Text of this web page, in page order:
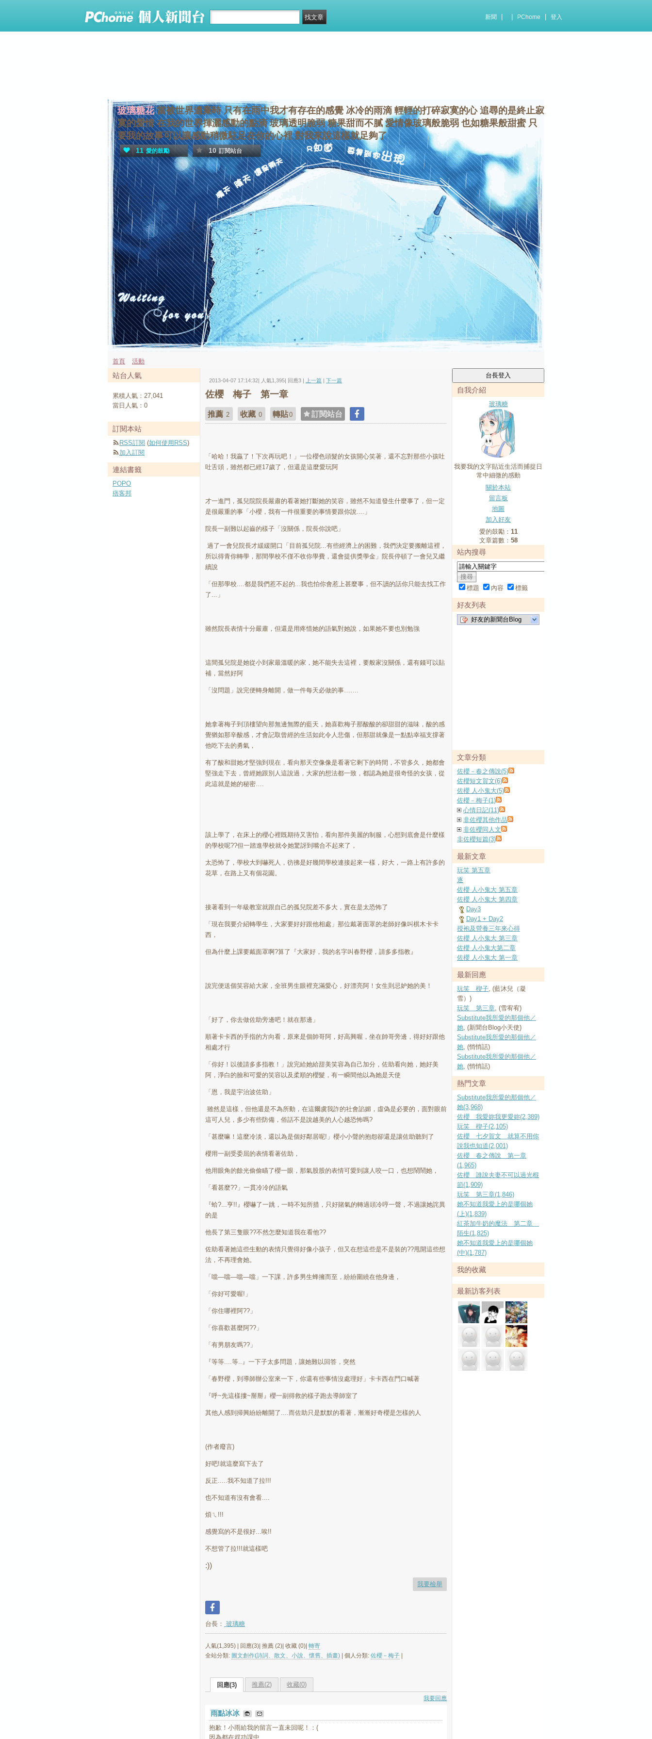
新聞 PChome 登入
玻璃糖花 當被世界遺棄時 只有在雨中我才有存在的感覺 冰冷的雨滴 輕輕的打碎寂寞的心 追尋的是終止寂
寞的愛情 在我的世界揮灑感動的點滴 玻璃透明脆弱 糖果甜而不膩 愛情像玻璃般脆弱 也如糖果般甜蜜 只
要我的故事可以讓感動稍微駐足在你的心裡 對我來說這樣就足夠了
11 愛的鼓勵 10 訂閱站台
首頁 活動
2013-04-07 17:14:32| 人氣1,395| 回應3 | 上一篇 | 下一篇
佐櫻 梅子 第一章
推薦 2 收藏 0 轉貼0 訂閱站台
「哈哈！我贏了！下次再玩吧！」一位櫻色頭髮的女孩開心笑著，還不忘對那些小孩吐
吐舌頭，雖然都已經17歲了，但還是這麼愛玩阿
才一進門，孤兒院院長嚴肅的看著她打斷她的笑容，雖然不知道發生什麼事了，但一定
是很嚴重的事「小櫻，我有一件很重要的事情要跟你說.... 」
院長一副難以起齒的樣子「沒關係，院長你說吧」
過了一會兒院長才緩緩開口「目前孤兒院...有些經濟上的困難，我們決定要搬離這裡，
所以得青你轉學，那間學校不僅不收你學費，還會提供獎學金」院長停頓了一會兒又繼
續說
「但那學校....都是我們惹不起的...我也怕你會惹上甚麼事，但不讀的話你只能去找工作
了 ... 」
雖然院長表情十分嚴肅，但還是用疼惜她的語氣對她說，如果她不要也別勉強
這間孤兒院是她從小到家最溫暖的家，她不能失去這裡，要般家沒關係，還有錢可以貼
補，當然好阿
「沒問題」說完便轉身離開，做一件每天必做的事…….
她拿著梅子到頂樓望向那無邊無際的藍天，她喜歡梅子那酸酸的卻甜甜的滋味，酸的感
覺猶如那辛酸感，才會記取曾經的生活如此令人悲傷，但那甜就像是一點點幸福支撐著
他吃下去的勇氣，
有了酸和甜她才堅強到現在，看向那天空像像是看著它剩下的時間，不管多久，她都會
堅強走下去，曾經她跟別人這說過，大家的想法都一致，都認為她是很奇怪的女孩，從
此這就是她的秘密….
該上學了，在床上的櫻心裡既期待又害怕，看向那件美麗的制服，心想到底會是什麼樣
的學校呢??但一踏進學校就令她驚訝到嘴合不起來了，
太恐怖了，學校大到嚇死人，彷彿是好幾間學校連接起來一樣，好大，一路上有許多的
花草，在路上又有個花園。
接著看到一年級教室就跟自己的孤兒院差不多大，實在是太恐怖了
「現在我要介紹轉學生，大家要好好跟他相處」那位戴著面罩的老師好像叫棋木卡卡
西，
但為什麼上課要戴面罩啊?算了『大家好，我的名字叫春野櫻，請多多指教』
說完便送個笑容給大家，全班男生眼裡充滿愛心，好漂亮阿！女生則忌妒她的美！
「好了，你去做佐助旁邊吧！就在那邊」
順著卡卡西的手指的方向看，原來是個帥哥阿，好高興喔，坐在帥哥旁邊，得好好跟他
相處才行
「你好！以後請多多指教！」說完給她給甜美笑容為自己加分，佐助看向她，她好美
阿，淨白的臉和可愛的笑容以及柔順的櫻髮，有一瞬間他以為她是天使
「恩，我是宇治波佐助」
雖然是這樣，但他還是不為所動，在這爾虞我詐的社會諂媚，虛偽是必要的，面對眼前
這可人兒，多少有些防備，俗話不是說越美的人心越恐怖嗎?
「甚麼嘛！這麼冷淡，還以為是個好鄰居呢! 」櫻小小聲的抱怨卻還是讓佐助聽到了
櫻用一副受委屈的表情看著佐助，
他用眼角的餘光偷偷瞄了櫻一眼，那氣股股的表情可愛到讓人咬一口，也想鬧鬧她，
「看甚麼?? 」一貫冷冷的語氣
『蛤?...亨!! 』櫻嚇了一跳，一時不知所措，只好賭氣的轉過頭冷哼一聲，不過讓她詫異
的是
他長了第三隻眼??不然怎麼知道我在看他??
佐助看著她這些生動的表情只覺得好像小孩子，但又在想這些是不是裝的??甩開這些想
法，不再理會她。
「噹—噹—噹—噹」一下課，許多男生蜂擁而至，紛紛圍繞在他身邊，
「你好可愛喔! 」
「你住哪裡阿?? 」
「你喜歡甚麼阿?? 」
「有男朋友嗎?? 」
『等等....等.. 』一下子太多問題，讓她難以回答，突然
「春野櫻，到導師辦公室來一下，你還有些事情沒處理好」卡卡西在門口喊著
『呼~先這樣摟~掰掰』櫻一副得救的樣子跑去導師室了
其他人感到掃興紛紛離開了 ....而佐助只是默默的看著，漸漸好奇櫻是怎樣的人
(作者廢言)
好吧!就這麼寫下去了
反正.....我不知道了拉!!!
也不知道有沒有會看....
煩ㄟ!!!
感覺寫的不是很好...唉!!
不想管了拉!!!就這樣吧
:))
我要檢舉
台長： 玻璃糖
人氣(1,395) | 回應(3)| 推薦 (2)| 收藏 (0)| 轉寄
全站分類: 圖文創作(詩詞、散文、小說、懷舊、插畫) | 個人分類: 佐櫻－梅子
回應(3) 推薦(2) 收藏(0)
我要回應
雨點冰冰
抱歉！小雨給我的留言一直未回呢！：(
因為都在趕功課中……
自我介紹
玻璃糖
我要我的文字貼近生活而捕捉日
常中細微的感動
關於本站
留言板
地圖
加入好友
愛的鼓勵： 11
文章篇數： 58
站內搜尋
標題 內容 標籤
好友列表
好友的新聞台Blog
文章分類
佐櫻－春之傳說(5)
佐櫻短文賀文(6)
佐櫻 人小鬼大(5)
佐櫻－梅子(1)
心情日記(11)
非佐櫻其他作品
非佐櫻同人文
非佐櫻短篇(3)
最新文章
玩笑 第五章
逐
佐櫻 人小鬼大 第五章
佐櫻 人小鬼大 第四章
Day3
Day1 + Day2
授袍及營養三年來心得
佐櫻 人小鬼大 第三章
佐櫻 人小鬼大第二章
佐櫻 人小鬼大 第一章
最新回應
玩笑 楔子, (藍沐兒（凝
雪）)
玩笑 第三章, (雪宥宥)
Substitute我所愛的那個他／
她, (新聞台Blog小天使)
Substitute我所愛的那個他／
她, (悄悄話)
Substitute我所愛的那個他／
她, (悄悄話)
熱門文章
Substitute我所愛的那個他／
她(3,968)
佐櫻 我愛妳我更愛妳(2,389)
玩笑 楔子(2,105)
佐櫻 七夕賀文 就算不用你
說我也知道(2,001)
佐櫻 春之傳說 第一章
(1,965)
佐櫻 誰說夫妻不可以過光棍
節(1,909)
玩笑 第三章(1,846)
她不知道我愛上的是哪個她
(上)(1,839)
紅茶加牛奶的魔法 第二章
陌生(1,825)
她不知道我愛上的是哪個她
(中)(1,787)
我的收藏
最新訪客列表
站台人氣
累積人氣： 27,041
當日人氣： 0
訂閱本站
RSS訂閱 (如何使用RSS)
加入訂閱
連結書籤
POPO
痞客邦